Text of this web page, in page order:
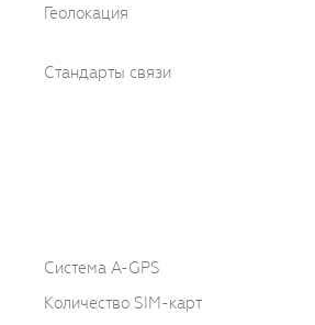
Геолокация
Стандарты связи
Cистема A-GPS
Количество SIM-карт